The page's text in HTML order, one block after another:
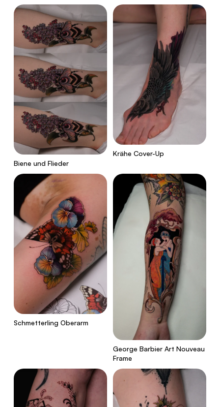
Biene und Flieder
Krähe Cover-Up
Schmetterling Oberarm
George Barbier Art Nouveau
Frame